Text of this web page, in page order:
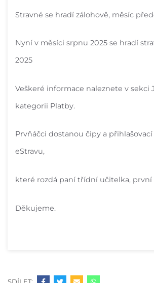
Stravné se hradí zálohově, měsíc
Nyní v měsíci srpnu 2025 se hradí
2025
Veškeré informace naleznete v sekci
kategorii Platby.
Prvňáčci dostanou čipy a
eStravu,
které rozdá paní třídní učitelka, první
Děkujeme.